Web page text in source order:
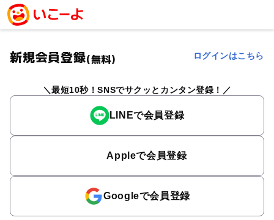
新規会員登録(無料) ログインはこちら
最短10秒！SNSでサクッとカンタン登録！
LINEで会員登録
Appleで会員登録
Googleで会員登録